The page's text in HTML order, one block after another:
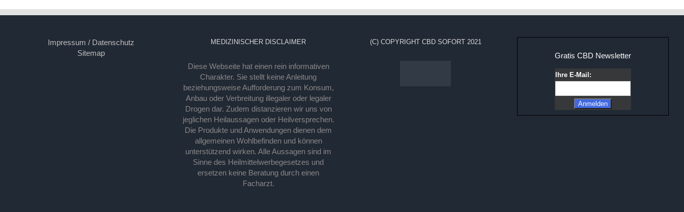
Impressum / Datenschutz
Sitemap
MEDIZINISCHER DISCLAIMER
Diese Webseite hat einen rein informativen
Charakter. Sie stellt keine Anleitung
beziehungsweise Aufforderung zum Konsum,
Anbau oder Verbreitung illegaler oder legaler
Drogen dar. Zudem distanzieren wir uns von
jeglichen Heilaussagen oder Heilversprechen.
Die Produkte und Anwendungen dienen dem
allgemeinen Wohlbefinden und können
unterstützend wirken. Alle Aussagen sind im
Sinne des Heilmittelwerbegesetzes und
ersetzen keine Beratung durch einen
Facharzt.
(C) COPYRIGHT CBD SOFORT 2021
Gratis CBD Newsletter
Ihre E-Mail: